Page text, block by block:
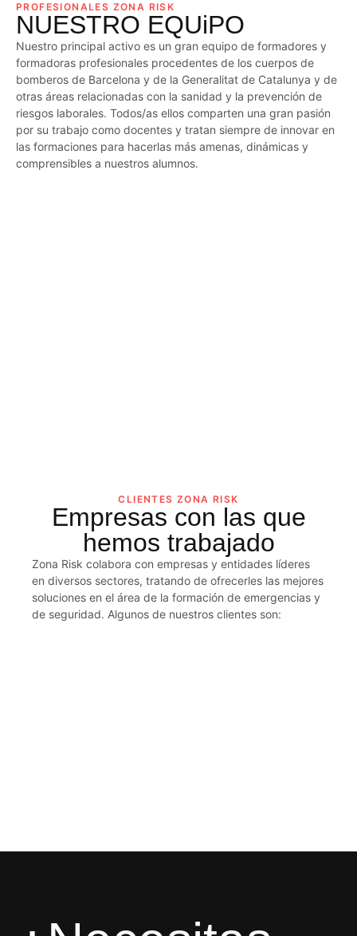
PROFESIONALES ZONA RISK
NUESTRO EQUiPO
Nuestro principal activo es un gran equipo de formadores y
formadoras profesionales procedentes de los cuerpos de
bomberos de Barcelona y de la Generalitat de Catalunya y de
otras áreas relacionadas con la sanidad y la prevención de
riesgos laborales. Todos/as ellos comparten una gran pasión
por su trabajo como docentes y tratan siempre de innovar en
las formaciones para hacerlas más amenas, dinámicas y
comprensibles a nuestros alumnos.
CLIENTES ZONA RISK
Empresas con las que
hemos trabajado
Zona Risk colabora con empresas y entidades líderes
en diversos sectores, tratando de ofrecerles las mejores
soluciones en el área de la formación de emergencias y
de seguridad. Algunos de nuestros clientes son: